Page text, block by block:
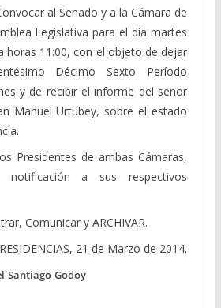
al Senado y a la Cámara de
Legislativa para el día martes
horas 11:00, con el objeto de dejar
Décimo Sexto Período
y de recibir el informe del señor
Manuel Urtubey, sobre el estado
de ambas Cámaras,
notificación a sus respectivos
Comunicar y ARCHIVAR.
21 de Marzo de 2014.
Santiago Godoy